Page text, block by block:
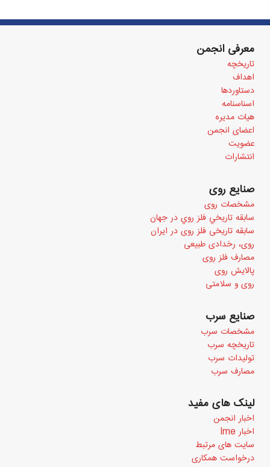
معرفی انجمن
تاریخچه
اهداف
دستاوردها
اسناسنامه
هیات مدیره
اعضای انجمن
عضویت
انتشارات
صنایع روی
مشخصات روی
سابقه تاريخي فلز روي در جهان
سابقه تاریخی فلز روی در ایران
روی، رخدادی طبیعی
مصارف فلز روی
پالایش روی
روی و سلامتی
صنایع سرب
مشخصات سرب
تاریخچه سرب
تولیدات سرب
مصارف سرب
لینک های مفید
اخبار انجمن
اخبار Ime
سایت های مرتبط
درخواست همکاری